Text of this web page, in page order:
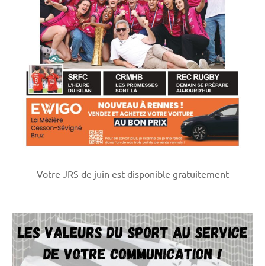
Votre JRS de juin est disponible gratuitement